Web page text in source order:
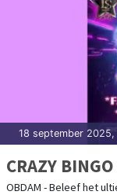
18 september 2025,
CRAZY
OBDAM - Beleef het